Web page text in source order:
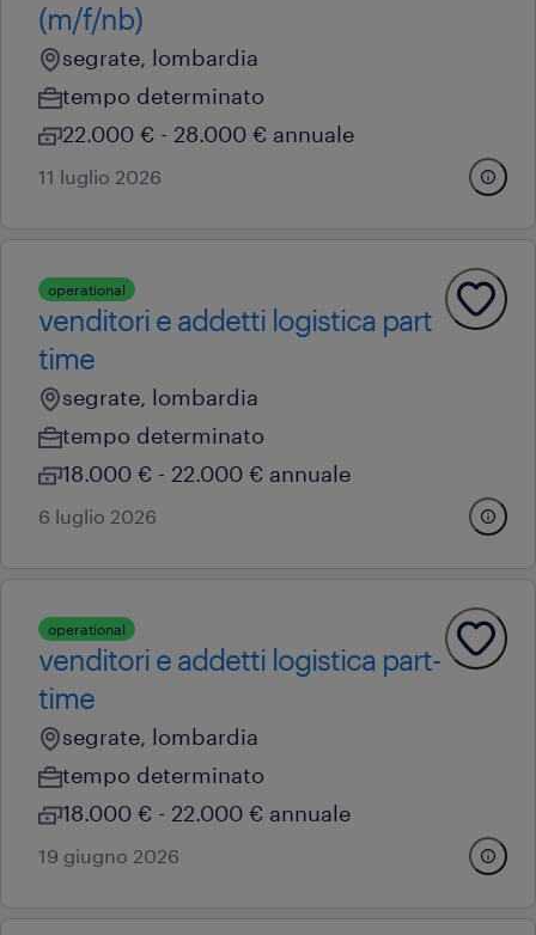
(m/f/nb)
segrate, lombardia
tempo determinato
22.000 € - 28.000 € annuale
11 luglio 2026
operational
venditori e addetti logistica part
time
segrate, lombardia
tempo determinato
18.000 € - 22.000 € annuale
6 luglio 2026
operational
venditori e addetti logistica part-
time
segrate, lombardia
tempo determinato
18.000 € - 22.000 € annuale
19 giugno 2026